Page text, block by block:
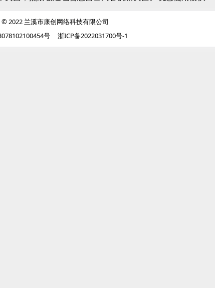
2022 兰溪市康创网络科技有限公司
号
浙ICP备2022031700号-1